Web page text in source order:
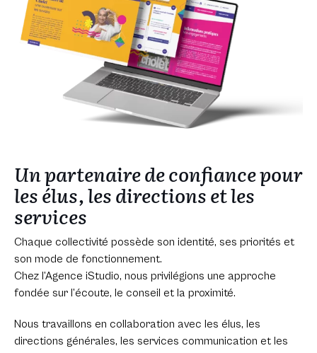
Un partenaire de confiance pour
les élus, les directions et les
services
Chaque collectivité possède son identité, ses priorités et
son mode de fonctionnement.
Chez l’Agence iStudio, nous privilégions une approche
fondée sur l’écoute, le conseil et la proximité.
Nous travaillons en collaboration avec les élus, les
directions générales, les services communication et les